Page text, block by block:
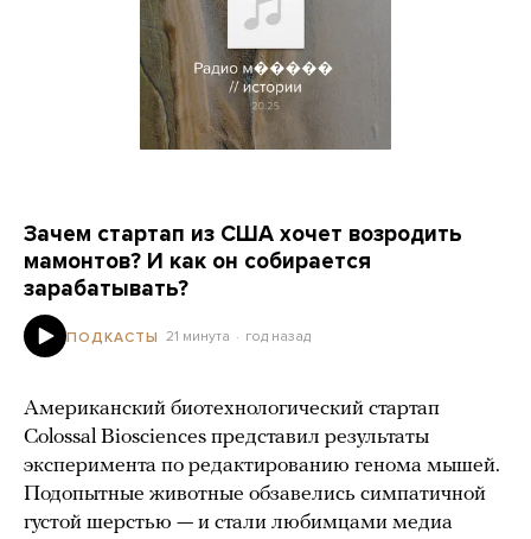
Зачем стартап из США хочет возродить
мамонтов? И как он собирается
зарабатывать?
ПОДКАСТЫ 21 минута год назад
Американский биотехнологический стартап
Colossal Biosciences представил результаты
эксперимента по редактированию генома мышей.
Подопытные животные обзавелись симпатичной
густой шерстью — и стали любимцами медиа